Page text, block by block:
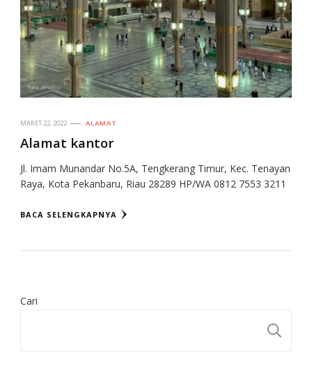
MARET 22, 2022 ALAMAT
Alamat kantor
Jl. Imam Munandar No.5A, Tengkerang Timur, Kec. Tenayan
Raya, Kota Pekanbaru, Riau 28289 HP/WA 0812 7553 3211
BACA SELENGKAPNYA
Cari